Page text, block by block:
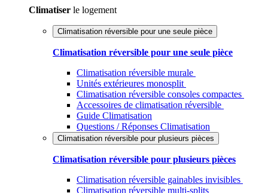
Climatiser le logement
Climatisation réversible pour une seule pièce
Climatisation réversible pour une seule pièce
Climatisation réversible murale
Unités extérieures monosplit
Climatisation réversible consoles compactes
Accessoires de climatisation réversible
Guide Climatisation
Questions / Réponses Climatisation
Climatisation réversible pour plusieurs pièces
Climatisation réversible pour plusieurs pièces
Climatisation réversible gainables invisibles
Climatisation réversible multi-splits